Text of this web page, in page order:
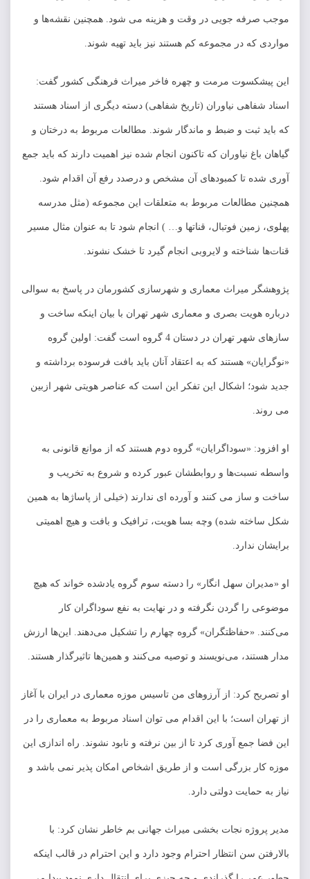
موجب صرفه جویی در وقت و هزینه می شود. همچنین نقشه‌ها و
مواردی که در مجموعه کم هستند نیز باید تهیه شوند.
این پیشکسوت مرمت و چهره فاخر میراث فرهنگی کشور گفت:
اسناد شفاهی نیاوران (تاریخ شفاهی) دسته دیگری از اسناد هستند
که باید ثبت و ضبط و ماندگار شوند. مطالعات مربوط به درختان و
گیاهان باغ نیاوران که تاکنون انجام شده نیز اهمیت دارند که باید جمع
آوری شده تا کمبودهای آن مشخص و درصدد رفع آن اقدام شود.
همچنین مطالعات مربوط به متعلقات این مجموعه (مثل مدرسه
پهلوی، زمین فوتبال، قناتها و… ) انجام شود تا به عنوان مثال مسیر
قنات‌ها شناخته و لایروبی انجام گیرد تا خشک نشوند.
پژوهشگر میراث معماری و شهرسازی کشورمان در پاسخ به سوالی
درباره هویت بصری و معماری شهر تهران با بیان اینکه ساخت و
سازهای شهر تهران در دستان 4 گروه است گفت: اولین گروه
«نوگرایان» هستند که به اعتقاد آنان باید بافت فرسوده برداشته و
جدید شود؛ اشکال این تفکر این است که عناصر هویتی شهر ازبین
می روند.
او افزود: «سوداگرایان» گروه دوم هستند که از موانع قانونی به
واسطه نسبت‌ها و روابطشان عبور کرده و شروع به تخریب و
ساخت و ساز می کنند و آورده ای ندارند (خیلی از پاساژها به همین
شکل ساخته شده) وچه بسا هویت، ترافیک و بافت و هیچ اهمیتی
برایشان ندارد.
او «مدیران سهل انگار» را دسته سوم گروه یادشده خواند که هیچ
موضوعی را گردن نگرفته و در نهایت به نفع سوداگران کار
می‌کنند. «حفاظتگران» گروه چهارم را تشکیل می‌دهند. این‌ها ارزش
مدار هستند، می‌نویسند و توصیه می‌کنند و همین‌ها تاثیرگذار هستند.
او تصریح کرد: از آرزوهای من تاسیس موزه معماری در ایران با آغاز
از تهران است؛ با این اقدام می توان اسناد مربوط به معماری را در
این فضا جمع آوری کرد تا از بین نرفته و نابود نشوند. راه اندازی این
موزه کار بزرگی است و از طریق اشخاص امکان پذیر نمی باشد و
نیاز به حمایت دولتی دارد.
مدیر پروژه نجات بخشی میراث جهانی بم خاطر نشان کرد: با
بالارفتن سن انتظار احترام وجود دارد و این احترام در قالب اینکه